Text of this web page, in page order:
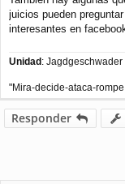
juicios pueden
interesantes en
Unidad: Jagdgeschwader
"Mira-decide-ataca-
Responder